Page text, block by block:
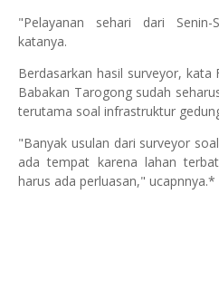
"Pelayanan sehari dari
katanya.
Berdasarkan hasil surveyor, kata
Babakan Tarogong sudah
terutama soal infrastruktur
"Banyak usulan dari surveyor
ada tempat karena lahan
harus ada perluasan," ucapnnya.*